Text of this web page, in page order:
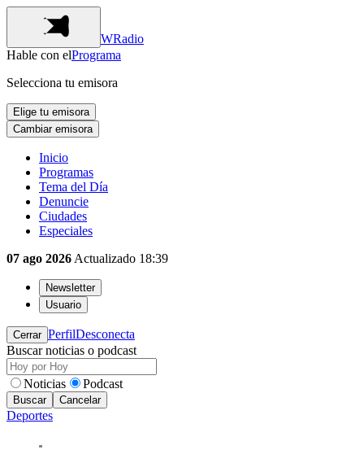
WRadio
Hable con elPrograma
Selecciona tu emisora
Elige tu emisora
Cambiar emisora
Inicio
Programas
Tema del Día
Denuncie
Ciudades
Especiales
07 ago 2026 Actualizado 18:39
Newsletter
Usuario
Cerrar PerfilDesconecta
Buscar noticias o podcast
Noticias Podcast
Buscar Cancelar
Deportes